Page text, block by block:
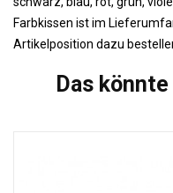
Farbkissen ist im
Artikelposition dazu
Das